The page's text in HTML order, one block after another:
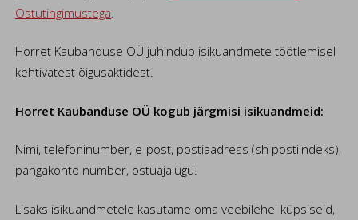
Ostutingimustega
Horret Kaubanduse OÜ juhindub isikuandmete töötlemisel
kehtivatest õigusaktidest.
Horret Kaubanduse OÜ kogub järgmisi isikuandmeid:
Nimi, telefoninumber, e-post, postiaadress (sh postiindeks),
pangakonto number, ostuajalugu.
Lisaks isikuandmetele kasutame oma veebilehel küpsiseid,